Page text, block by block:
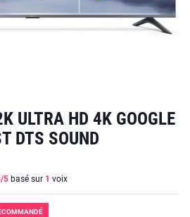
ULTRA HD 4K GOOGLE
DTS SOUND
/5 basé sur 1 voix